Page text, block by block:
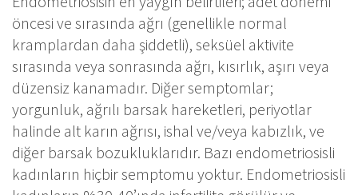
öncesi ve sırasında ağrı (genellikle normal
kramplardan daha şiddetli), seksüel aktivite
sırasında veya sonrasında ağrı, kısırlık, aşırı veya
düzensiz kanamadır. Diğer semptomlar;
yorgunluk, ağrılı barsak hareketleri, periyotlar
halinde alt karın ağrısı, ishal ve/veya kabızlık, ve
diğer barsak bozukluklarıdır. Bazı endometriosisli
kadınların hiçbir semptomu yoktur. Endometriosisli